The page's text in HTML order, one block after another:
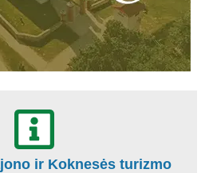
ir Koknesės turizmo